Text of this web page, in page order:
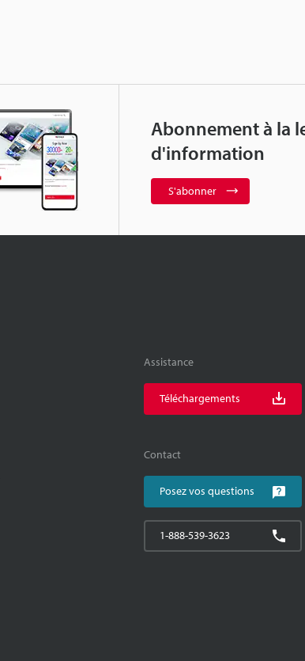
Abonnement à la
d'information
S'abonner
Assistance
Téléchargements
Contact
Posez vos questions
1-888-539-3623